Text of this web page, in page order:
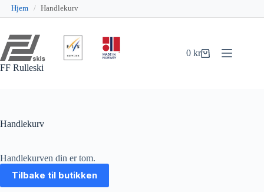
Hjem / Handlekurv
innholdet
FF Rulleski
Handlekurv
0kr
Handlekurv
Handlekurven din er tom.
Tilbake til butikken